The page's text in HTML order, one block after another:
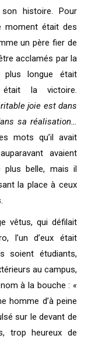
histoire. Pour
moment était des
un père fier de
acclamés par la
plus longue était
était la victoire.
joie est dans
sa réalisation…
mots qu’il avait
avaient
belle, mais il
la place à ceux
vêtus, qui défilait
l’un d’eux était
soient étudiants,
au campus,
à la bouche : «
homme d’à peine
sur le devant de
trop heureux de